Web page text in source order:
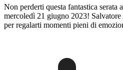
Non perderti questa fantastica serata
mercoledì 21 giugno 2023!
per regalarti momenti pieni di